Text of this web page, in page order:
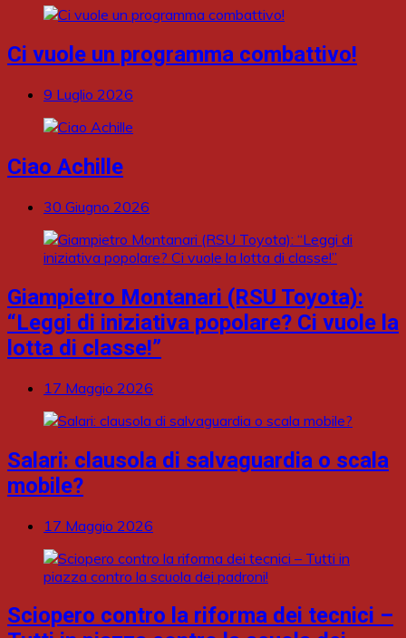
Ci vuole un programma combattivo!
9 Luglio 2026
Ciao Achille
30 Giugno 2026
Giampietro Montanari (RSU Toyota):
“Leggi di iniziativa popolare? Ci vuole la
lotta di classe!”
17 Maggio 2026
Salari: clausola di salvaguardia o scala
mobile?
17 Maggio 2026
Sciopero contro la riforma dei tecnici –